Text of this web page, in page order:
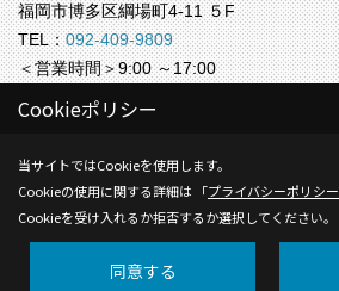
福岡市博多区綱場町4-11 ５F
TEL：092-409-9809
＜営業時間＞9:00 ～17:00
＜定休日＞水曜
Copyright (c) Life-labo. All Rights Reserved.
Produced byゴデスクリエイト
Cookieポリシー
当サイトではCookieを使用します。
Cookieの使用に関する詳細は 「プライバシーポリシー
Cookieを受け入れるか拒否するか選択してください。
同意する